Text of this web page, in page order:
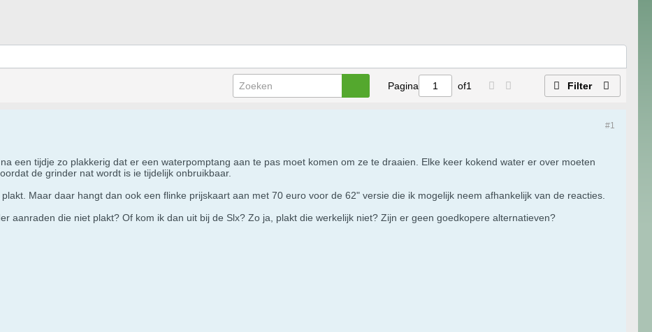
Pagina of1 Filter
#1
een tijdje zo plakkerig dat er een waterpomptang aan te pas moet komen om ze te draaien. Elke keer kokend water er over moeten
de grinder nat wordt is ie tijdelijk onbruikbaar.
Maar daar hangt dan ook een flinke prijskaart aan met 70 euro voor de 62" versie die ik mogelijk neem afhankelijk van de reacties.
aanraden die niet plakt? Of kom ik dan uit bij de Slx? Zo ja, plakt die werkelijk niet? Zijn er geen goedkopere alternatieven?